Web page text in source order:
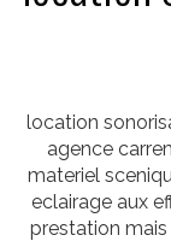
location
agence
materiel
eclairage aux
prestation